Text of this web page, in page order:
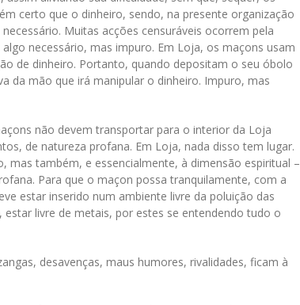
certo que o dinheiro, sendo, na presente organização
Muitas acções censuráveis ocorrem pela
necessário, mas impuro. Em Loja, os maçons usam
de dinheiro. Portanto, quando depositam o seu óbolo
da mão que irá manipular o dinheiro. Impuro, mas
não devem transportar para o interior da Loja
de natureza profana. Em Loja, nada disso tem lugar.
mas também, e essencialmente, à dimensão espiritual –
Para que o maçon possa tranquilamente, com a
estar inserido num ambiente livre da poluição das
livre de metais, por estes se entendendo tudo o
desavenças, maus humores, rivalidades, ficam à